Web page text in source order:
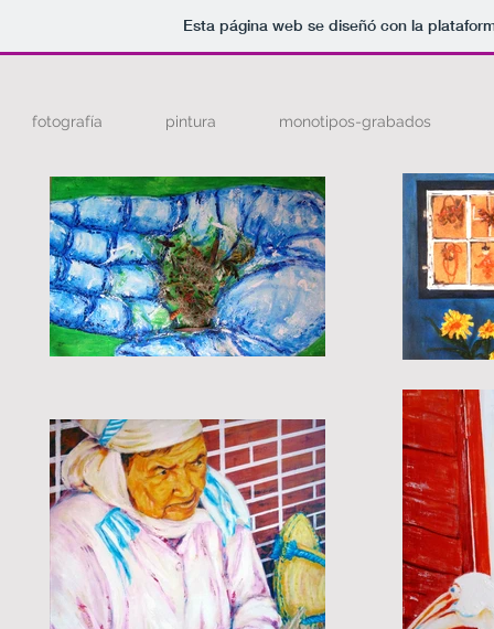
Esta página web se diseñó con la
fotografía pintura monotipos-grabados